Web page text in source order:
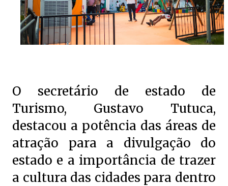
O secretário de estado de
Turismo, Gustavo Tutuca,
destacou a potência das áreas de
atração para a divulgação do
estado e a importância de trazer
a cultura das cidades para dentro